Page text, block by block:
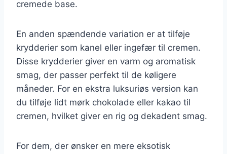
cremede base.
En anden spændende variation er at tilføje
krydderier som kanel eller ingefær til cremen.
Disse krydderier giver en varm og aromatisk
smag, der passer perfekt til de køligere
måneder. For en ekstra luksuriøs version kan
du tilføje lidt mørk chokolade eller kakao til
cremen, hvilket giver en rig og dekadent smag.
For dem, der ønsker en mere eksotisk